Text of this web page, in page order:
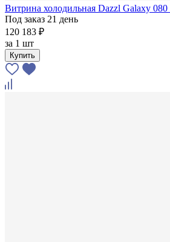
Витрина холодильная Dazzl Galaxy 080
Под заказ 21 день
120 183 ₽
за 1 шт
Купить